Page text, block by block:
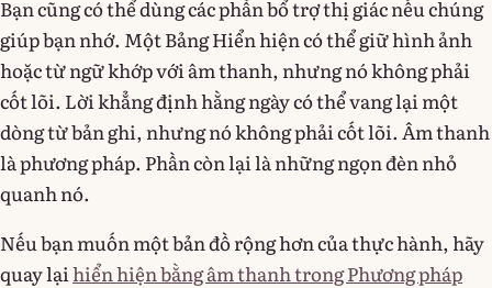
Bạn cũng có thể dùng các phần bổ trợ thị giác nếu chúng
giúp bạn nhớ. Một Bảng Hiển hiện có thể giữ hình ảnh
hoặc từ ngữ khớp với âm thanh, nhưng nó không phải
cốt lõi. Lời khẳng định hằng ngày có thể vang lại một
dòng từ bản ghi, nhưng nó không phải cốt lõi. Âm thanh
là phương pháp. Phần còn lại là những ngọn đèn nhỏ
quanh nó.
Nếu bạn muốn một bản đồ rộng hơn của thực hành, hãy
quay lại hiển hiện bằng âm thanh trong Phương pháp